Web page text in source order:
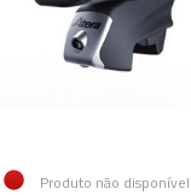
Produto não disponível